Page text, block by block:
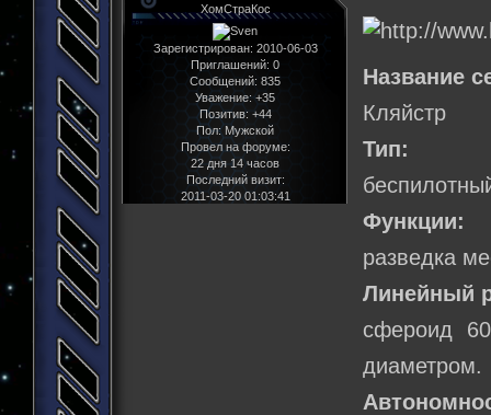
ХомСтраКос
Зарегистрирован: 2010-06-03
Приглашений: 0
Сообщений: 835
Уважение: +35
Позитив: +44
Пол: Мужской
Провел на форуме:
22 дня 14 часов
Последний визит:
2011-03-20 01:03:41
Название
Кляйстр
Тип:
Функции:
разведка
Линейный
сфероид
диаметром.